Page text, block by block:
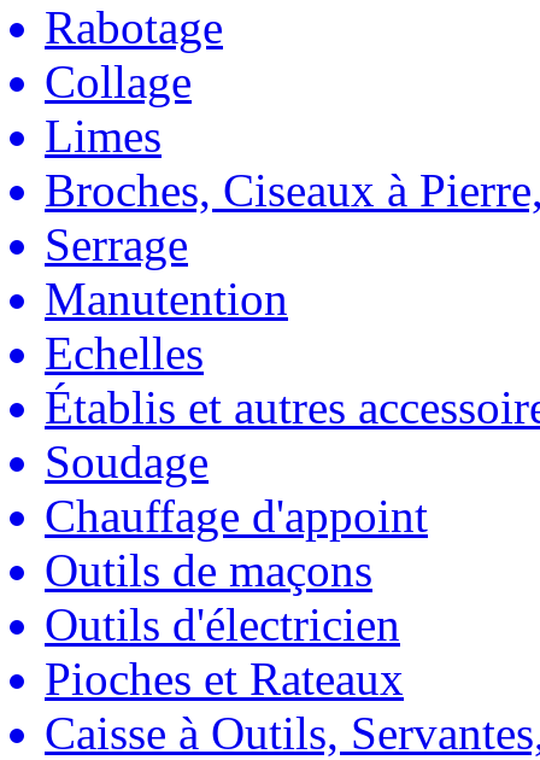
Rabotage
Collage
Limes
Broches, Ciseaux à
Serrage
Manutention
Echelles
Établis et autres
Soudage
Chauffage d'appoint
Outils de maçons
Outils d'électricien
Pioches et Rateaux
Caisse à Outils,